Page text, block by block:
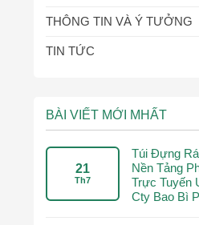
THÔNG TIN VÀ Ý TƯỞNG
TIN TỨC
BÀI VIẾT MỚI MHẤT
21
Th7
Túi Đựng
Nền Tảng
Trực Tuyến
Cty Bao Bì